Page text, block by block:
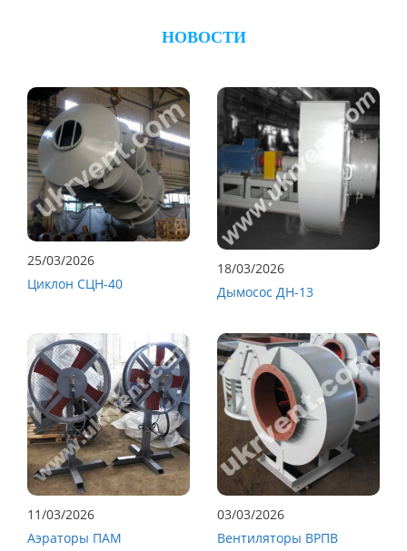
НОВОСТИ
25/03/2026
Циклон СЦН-40
18/03/2026
Дымосос ДН-13
11/03/2026
Аэраторы ПАМ
03/03/2026
Вентиляторы ВРПВ